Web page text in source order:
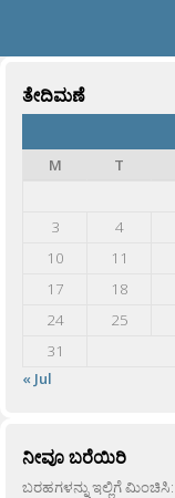
ತೇದಿಮಣೆ
M
T
3
4
10
11
17
18
24
25
31
« Jul
ನೀವೂ ಬರೆಯಿರಿ
ಬರಹಗಳನ್ನು ಇಲ್ಲಿಗೆ ಮಿಂಚಿಸಿ: